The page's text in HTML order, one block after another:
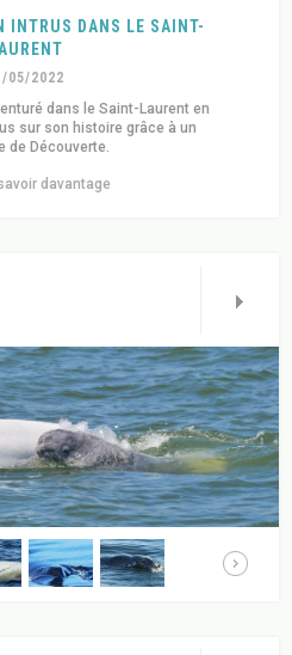
INTRUS DANS LE SAINT-
05/2022
dans le Saint-Laurent en
sur son histoire grâce à un
de Découverte.
davantage